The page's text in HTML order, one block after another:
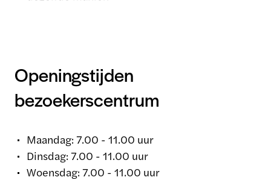
Openingstijden
bezoekerscentrum
Maandag: 7.00 - 11.00 uur
Dinsdag: 7.00 - 11.00 uur
Woensdag: 7.00 - 11.00 uur